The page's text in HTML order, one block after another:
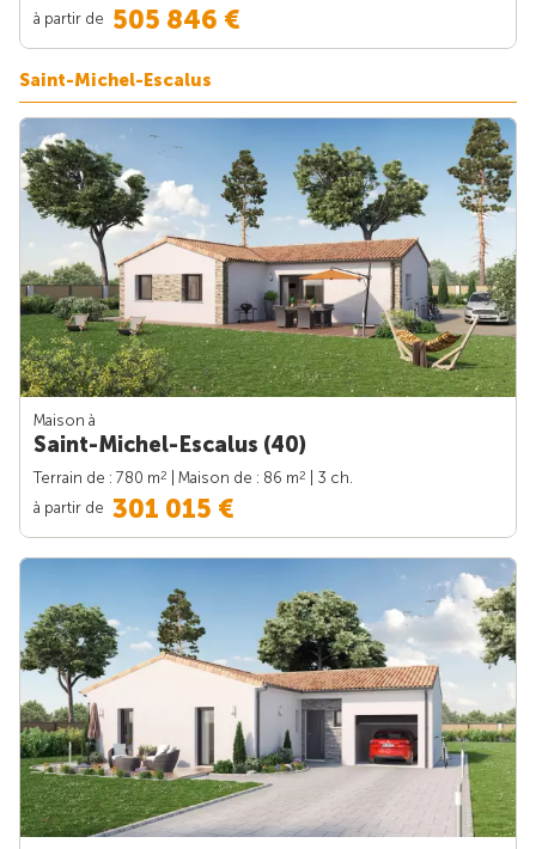
à partir de 505 846 €
Saint-Michel-Escalus
Maison à
Saint-Michel-Escalus (40)
Terrain de : 780 m2 | Maison de : 86 m2
| 3 ch.
à partir de 301 015 €